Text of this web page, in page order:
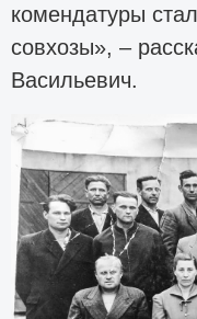
комендатуры
совхозы», –
Васильевич.